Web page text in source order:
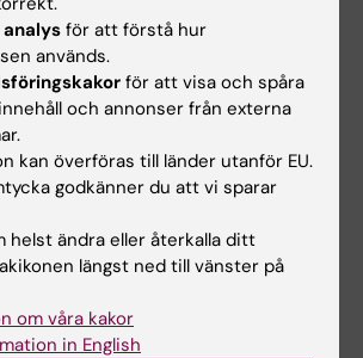
Hultgren
Kindåker
neurobiologi,
och samhälle (NVS)
analys för att förstå hur
används.
för att visa och spåra
och annonser från externa
kan överföras till länder utanför EU.
godkänner du att vi sparar
helst ändra eller återkalla ditt
längst ned till vänster på
om våra kakor
in English